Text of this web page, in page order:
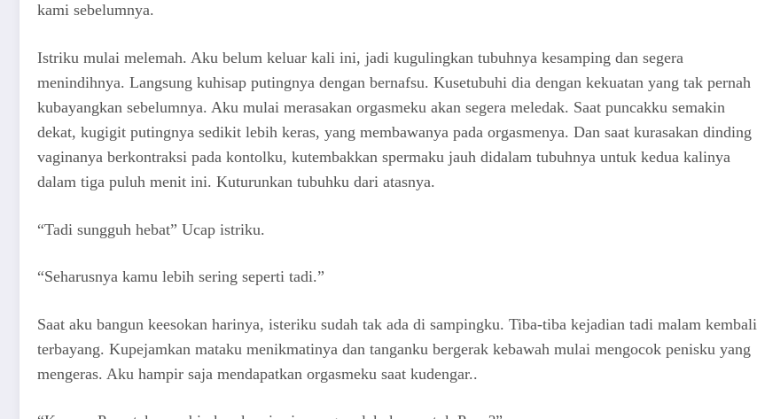
kami sebelumnya.
Istriku mulai melemah. Aku belum keluar kali ini, jadi kugulingkan tubuhnya kesamping dan segera
menindihnya. Langsung kuhisap putingnya dengan bernafsu. Kusetubuhi dia dengan kekuatan yang tak pernah
kubayangkan sebelumnya. Aku mulai merasakan orgasmeku akan segera meledak. Saat puncakku semakin
dekat, kugigit putingnya sedikit lebih keras, yang membawanya pada orgasmenya. Dan saat kurasakan dinding
vaginanya berkontraksi pada kontolku, kutembakkan spermaku jauh didalam tubuhnya untuk kedua kalinya
dalam tiga puluh menit ini. Kuturunkan tubuhku dari atasnya.
“Tadi sungguh hebat” Ucap istriku.
“Seharusnya kamu lebih sering seperti tadi.”
Saat aku bangun keesokan harinya, isteriku sudah tak ada di sampingku. Tiba-tiba kejadian tadi malam kembali
terbayang. Kupejamkan mataku menikmatinya dan tanganku bergerak kebawah mulai mengocok penisku yang
mengeras. Aku hampir saja mendapatkan orgasmeku saat kudengar..